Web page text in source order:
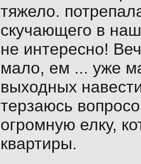
тяжело.
скучающего в
не интересно!
мало, ем ... уже
выходных
терзаюсь
огромную елку,
квартиры.